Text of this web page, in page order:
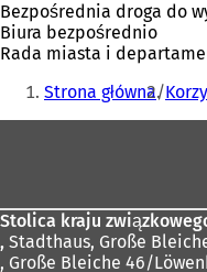
Bezpośrednia droga do
Biura bezpośrednio
Rada miasta i
Jesteś
tutaj:
Strona główna
Stolica kraju
, Stadthaus, Große
, Große Bleiche 46/